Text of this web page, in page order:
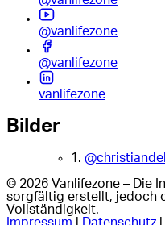
@vanlifezone
@vanlifezone
vanlifezone
Bilder
1.
© 2026 Vanlifezone – Die
sorgfältig erstellt, jedoch
Vollständigkeit.